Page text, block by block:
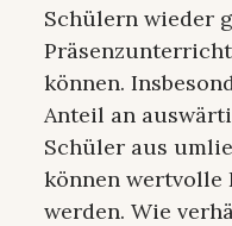
Schülern wieder
können.
Anteil an
Schüler aus
können wertvolle
werden. Wie